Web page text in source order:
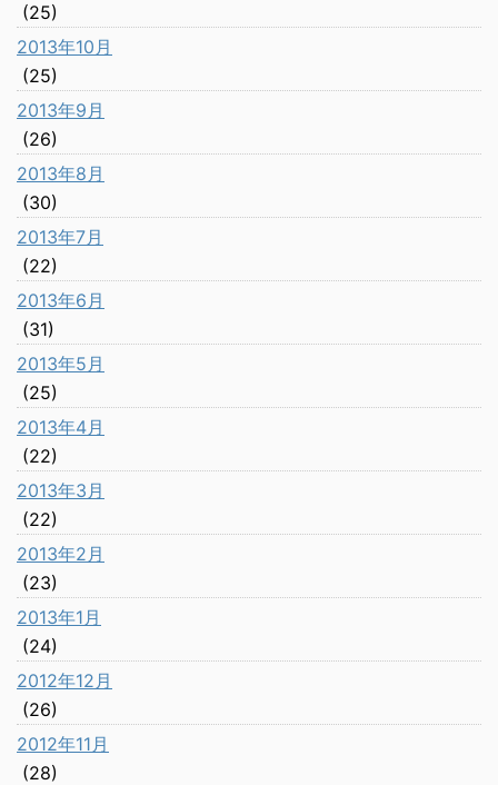
(25)
2013年10月
(25)
2013年9月
(26)
2013年8月
(30)
2013年7月
(22)
2013年6月
(31)
2013年5月
(25)
2013年4月
(22)
2013年3月
(22)
2013年2月
(23)
2013年1月
(24)
2012年12月
(26)
2012年11月
(28)